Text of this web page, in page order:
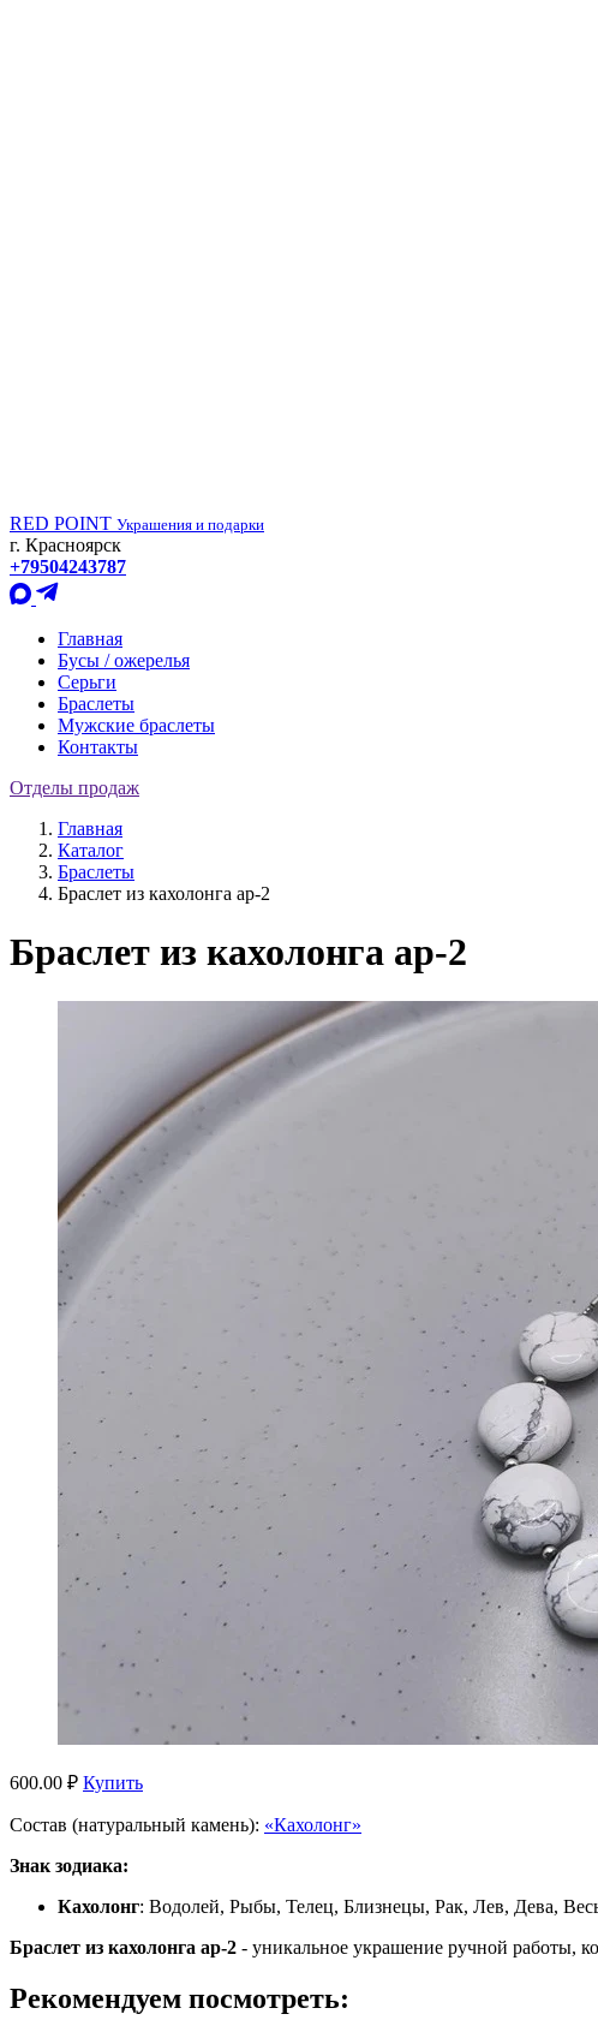
RED POINT Украшения и подарки
г. Красноярск
+79504243787
Главная
Бусы / ожерелья
Серьги
Браслеты
Мужские браслеты
Контакты
Отделы продаж
Главная
Каталог
Браслеты
Браслет из кахолонга ар-2
Браслет из кахолонга ар-2
600.00 ₽ Купить
Состав (натуральный камень): «Кахолонг»
Знак зодиака:
Кахолонг: Водолей, Рыбы, Телец, Близнецы, Рак, Лев, Дева,
Браслет из кахолонга ар-2 - уникальное украшение ручной работы,
Рекомендуем посмотреть: